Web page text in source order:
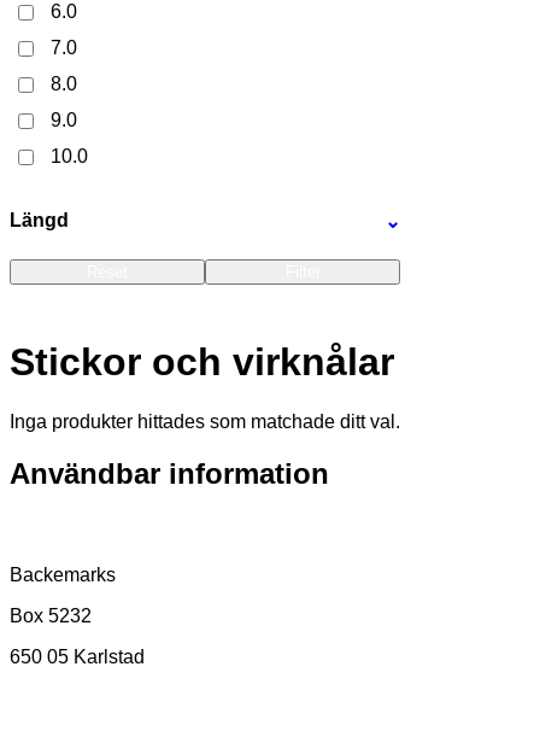
Stickor och virknålar
Inga produkter hittades som matchade ditt val.
6.0
7.0
8.0
9.0
10.0
Längd ⌄
Användbar information
Backemarks
Box 5232
650 05 Karlstad